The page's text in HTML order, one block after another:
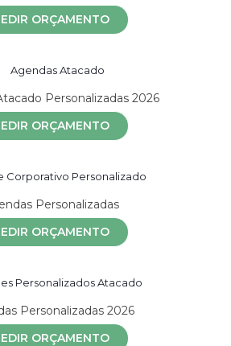
ORÇAMENTO
Personalizadas 2026
ORÇAMENTO
Personalizadas
ORÇAMENTO
Personalizadas 2026
ORÇAMENTO